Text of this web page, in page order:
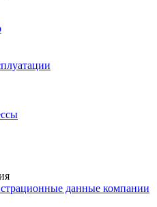
данные компании